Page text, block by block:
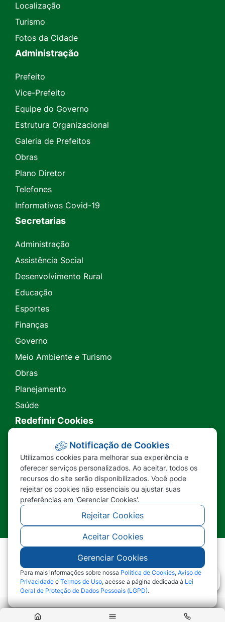
Localização
Turismo
Fotos da Cidade
Administração
Prefeito
Vice-Prefeito
Equipe do Governo
Estrutura Organizacional
Galeria de Prefeitos
Obras
Plano Diretor
Telefones
Informativos Covid-19
Secretarias
Administração
Assistência Social
Desenvolvimento Rural
Educação
Esportes
Finanças
Governo
Meio Ambiente e Turismo
Obras
Planejamento
Saúde
Redefinir Cookies
Transparência
Ouvidoria
SIC
©2026 - Prefeitura Municipal de Nova Lacerda -
MT - Todos os direitos reservados
Notificação de Cookies
Utilizamos cookies para melhorar sua experiência e
oferecer serviços personalizados. Ao aceitar, todos os
recursos do site serão disponibilizados. Você pode
rejeitar os cookies não essenciais ou ajustar suas
preferências em 'Gerenciar Cookies'.
Rejeitar Cookies
Aceitar Cookies
Gerenciar Cookies
Para mais informações sobre nossa Política de Cookies, Aviso de
Privacidade e Termos de Uso, acesse a página dedicada à Lei
Geral de Proteção de Dados Pessoais (LGPD).